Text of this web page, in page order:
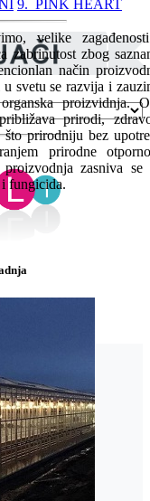
velike
zabrinutost zbog
način
svetu se razvija i
proizvidnja.
prirodi,
prirodniju bez
prirodne
zasniva se
fungicida.
9. PINK HEART